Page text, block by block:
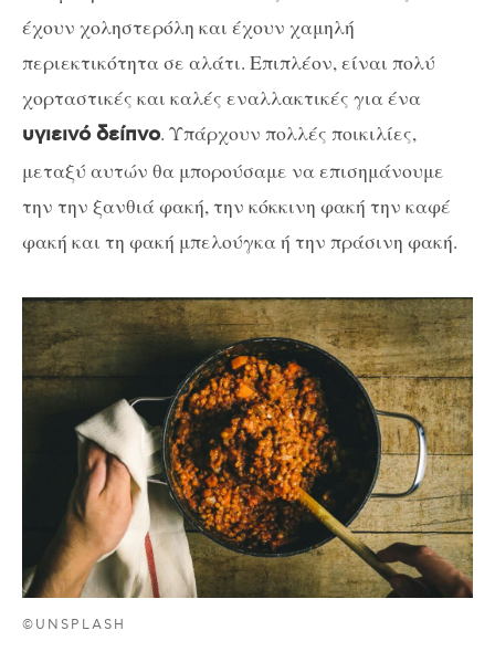
έχουν χοληστερόλη και έχουν χαμηλή
περιεκτικότητα σε αλάτι. Επιπλέον, είναι πολύ
χορταστικές και καλές εναλλακτικές για ένα
υγιεινό δείπνο. Υπάρχουν πολλές ποικιλίες,
μεταξύ αυτών θα μπορούσαμε να επισημάνουμε
την την ξανθιά φακή, την κόκκινη φακή την καφέ
φακή και τη φακή μπελούγκα ή την πράσινη φακή.
©UNSPLASH